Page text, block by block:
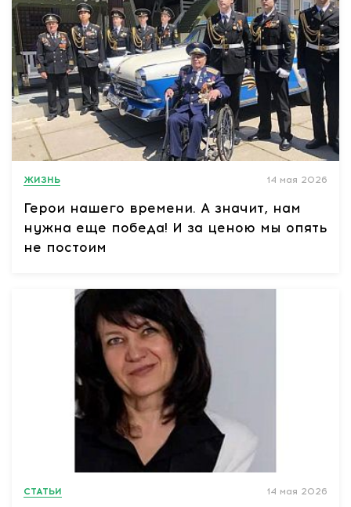
ЖИЗНЬ 14 мая 2026
Герои нашего времени. А значит, нам
нужна еще победа! И за ценою мы опять
не постоим
СТАТЬИ 14 мая 2026